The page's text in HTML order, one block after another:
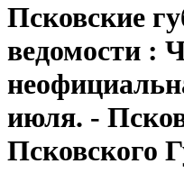
Псковские
ведомости :
июля. -
Псковского